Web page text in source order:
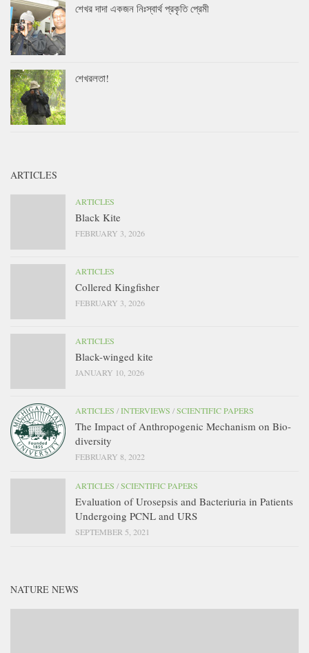
শেখর দাদা একজন নিঃস্বার্থ প্রকৃতি প্রেমী
শেখরলতা!
ARTICLES
ARTICLES
Black Kite
FEBRUARY 3, 2026
ARTICLES
Collered Kingfisher
FEBRUARY 3, 2026
ARTICLES
Black-winged kite
JANUARY 10, 2026
ARTICLES /INTERVIEWS /SCIENTIFIC PAPERS
The Impact of Anthropogenic Mechanism on Bio-
diversity
FEBRUARY 8, 2022
ARTICLES /SCIENTIFIC PAPERS
Evaluation of Urosepsis and Bacteriuria in Patients
Undergoing PCNL and URS
SEPTEMBER 5, 2021
NATURE NEWS